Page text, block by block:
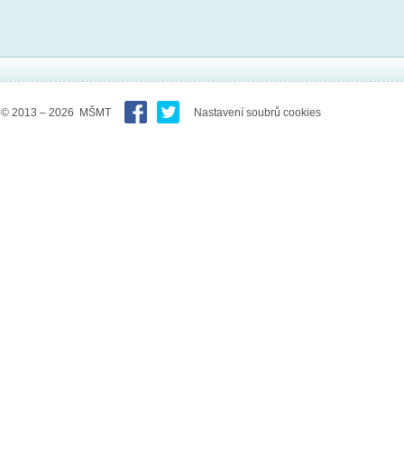
© 2013 – 2026 MŠMT Nastavení soubrů cookies